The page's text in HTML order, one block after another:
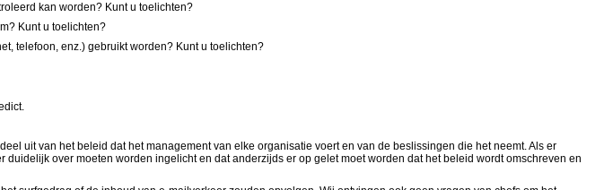
kan worden? Kunt u toelichten?
Kunt u toelichten?
telefoon, enz.) gebruikt worden? Kunt u toelichten?
uit van het beleid dat het management van elke organisatie voert en van de beslissingen die het neemt. Als er
over moeten worden ingelicht en dat anderzijds er op gelet moet worden dat het beleid wordt omschreven en